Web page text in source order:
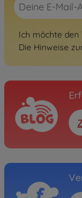
Ich möchte den
Die Hinweise